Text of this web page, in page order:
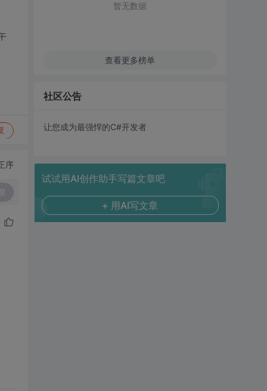
序
暂无数据
查看更多榜单
社区公告
让您成为最强悍的C#开发者
试试用AI创作助手写篇文章吧
+ 用AI写文章